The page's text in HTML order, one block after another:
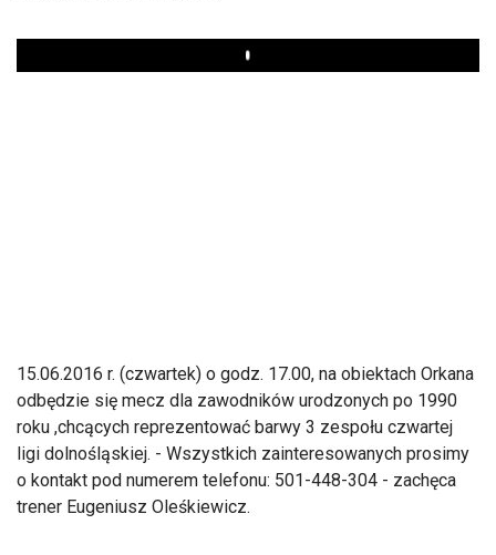
Play
15.06.2016 r. (czwartek) o godz. 17.00, na obiektach Orkana
odbędzie się mecz dla zawodników urodzonych po 1990
roku ,chcących reprezentować barwy 3 zespołu czwartej
ligi dolnośląskiej. - Wszystkich zainteresowanych prosimy
o kontakt pod numerem telefonu: 501-448-304 - zachęca
trener Eugeniusz Oleśkiewicz.